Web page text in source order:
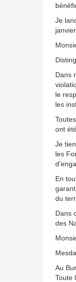
Je
Dans
le
les
ont
Je
les
En
du
Dans
des
Au
Toute